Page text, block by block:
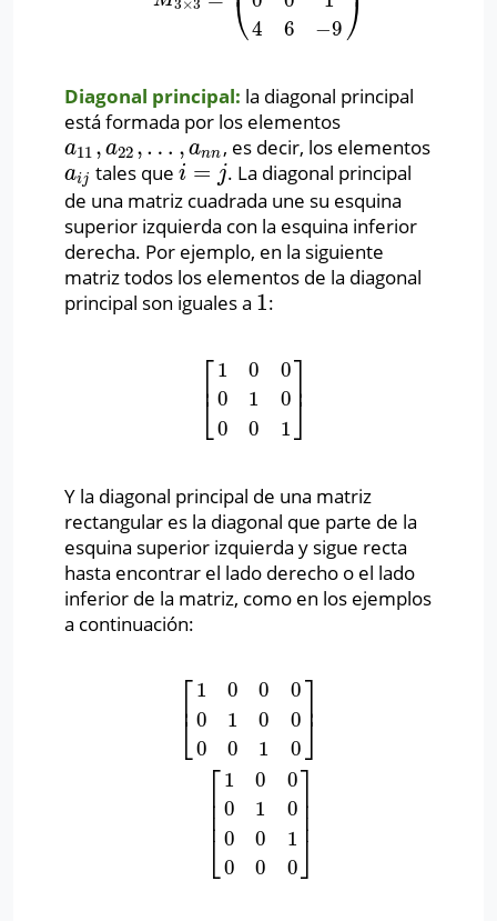
3×3 ⎝4
6
−9⎠
Diagonal principal: la diagonal principal
está formada por los elementos
a11 , a22 , … , ann
a11 ,a22… a n n , es decir, los elementos
aij
aij tales quei = j
i=j
. La diagonal principal
de una matriz cuadrada une su esquina
superior izquierda con la esquina inferior
derecha. Por ejemplo, en la siguiente
matriz todos los elementos de la diagonal
principal son iguales a 1
1:
⎡
⎣
⎢ 1
0
0
0
1
0
0
0
1
⎤
⎦⎥
1 00 10 01
Y la diagonal principal de una matriz
rectangular es la diagonal que parte de la
esquina superior izquierda y sigue recta
hasta encontrar el lado derecho o el lado
inferior de la matriz, como en los ejemplos
a continuación:
⎡
⎣
⎢ 1
0
0
0
1
0
0
0
1
0
0
0
⎤
⎦⎥
⎡
⎣
⎢⎢⎢
1
0
0
0
0
1
0
0
0
0
1
0
⎤
⎦
⎥⎥⎥
0 00 10 10 01 0